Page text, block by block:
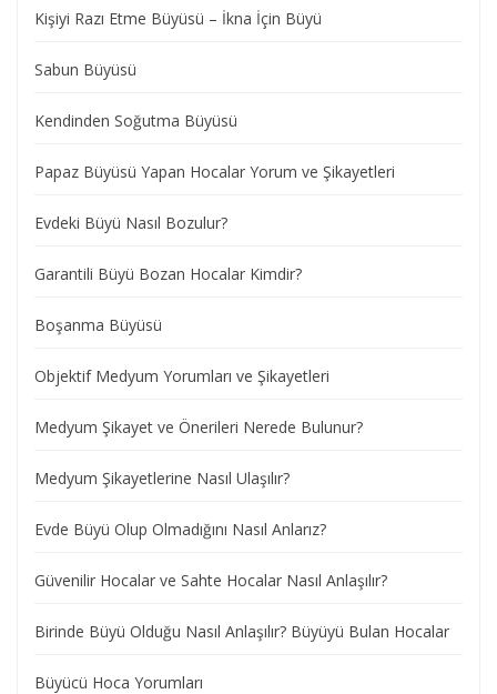
Kişiyi Razı Etme Büyüsü – İkna İçin Büyü
Sabun Büyüsü
Kendinden Soğutma Büyüsü
Papaz Büyüsü Yapan Hocalar Yorum ve Şikayetleri
Evdeki Büyü Nasıl Bozulur?
Garantili Büyü Bozan Hocalar Kimdir?
Boşanma Büyüsü
Objektif Medyum Yorumları ve Şikayetleri
Medyum Şikayet ve Önerileri Nerede Bulunur?
Medyum Şikayetlerine Nasıl Ulaşılır?
Evde Büyü Olup Olmadığını Nasıl Anlarız?
Güvenilir Hocalar ve Sahte Hocalar Nasıl Anlaşılır?
Birinde Büyü Olduğu Nasıl Anlaşılır? Büyüyü Bulan Hocalar
Büyücü Hoca Yorumları